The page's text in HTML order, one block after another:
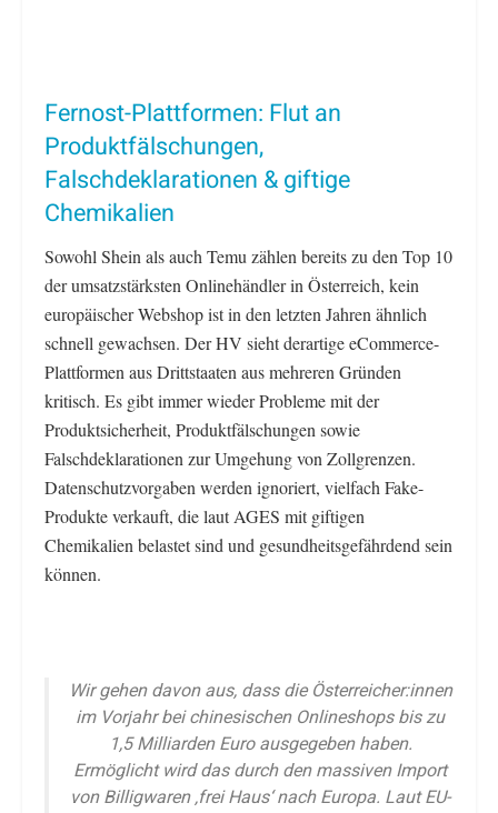
Fernost-Plattformen: Flut an
Produktfälschungen,
Falschdeklarationen & giftige
Chemikalien
Sowohl Shein als auch Temu zählen bereits zu den Top 10
der umsatzstärksten Onlinehändler in Österreich, kein
europäischer Webshop ist in den letzten Jahren ähnlich
schnell gewachsen. Der HV sieht derartige eCommerce-
Plattformen aus Drittstaaten aus mehreren Gründen
kritisch. Es gibt immer wieder Probleme mit der
Produktsicherheit, Produktfälschungen sowie
Falschdeklarationen zur Umgehung von Zollgrenzen.
Datenschutzvorgaben werden ignoriert, vielfach Fake-
Produkte verkauft, die laut AGES mit giftigen
Chemikalien belastet sind und gesundheitsgefährdend sein
können.
Wir gehen davon aus, dass die Österreicher:innen
im Vorjahr bei chinesischen Onlineshops bis zu
1,5 Milliarden Euro ausgegeben haben.
Ermöglicht wird das durch den massiven Import
von Billigwaren ‚frei Haus‘ nach Europa. Laut EU-